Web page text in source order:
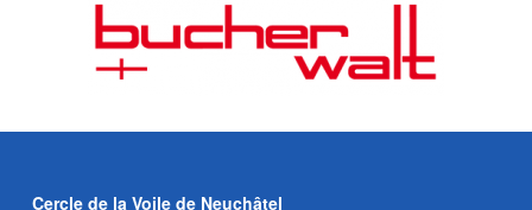
Cercle de la Voile de Neuchâtel